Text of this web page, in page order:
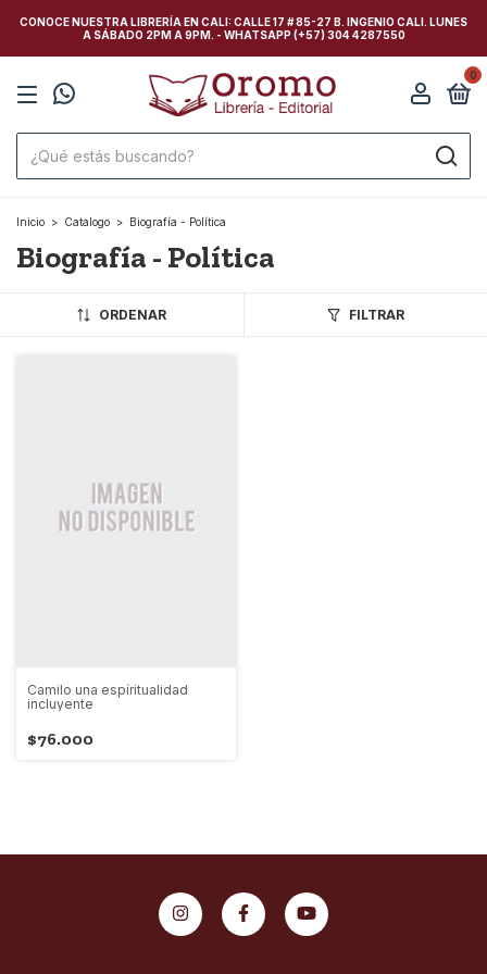
CONOCE NUESTRA LIBRERÍA EN CALI: CALLE 17 # 85-27 B. INGENIO CALI. LUNES
A SÁBADO 2PM A 9PM. - WHATSAPP (+57) 304 4287550
0
Inicio > Catalogo > Biografía - Política
Biografía - Política
ORDENAR FILTRAR
Camilo una espíritualidad
incluyente
$76.000